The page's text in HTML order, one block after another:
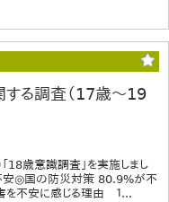
する調査（17歳～19
18歳意識調査」を実施しまし
安◎国の防災対策 80.9%が不
不安に感じる理由 １...